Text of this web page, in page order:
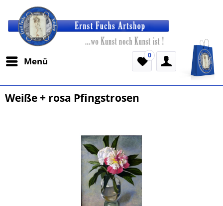
Menü
0
Weiße + rosa Pfingstrosen